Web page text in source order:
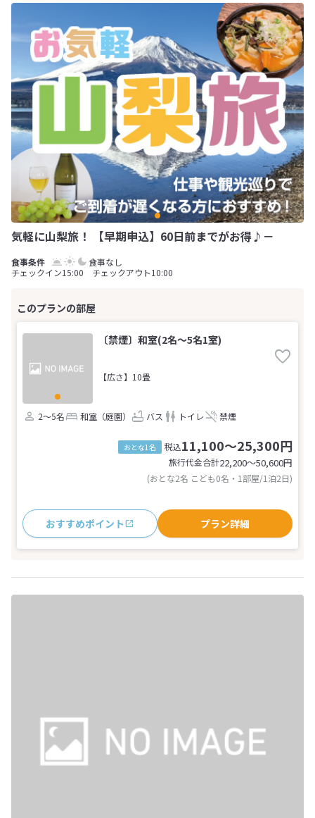
気軽に山梨旅！ 【早期申込】60日前までがお得♪－
食事なし
チェックイン15:00 チェックアウト10:00
〔禁煙〕和室(2名～5名1室)
【広さ】10畳
2～5名 和室（庭園） バス トイレ 禁煙
おとな1名 税込11,100～25,300円
旅行代金合計22,200〜50,600円
(おとな2名 こども0名・1部屋/1泊2日)
おすすめポイント プラン詳細